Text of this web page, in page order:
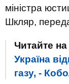
міністра
Шкляр,
Читайте
Україна
газу, -